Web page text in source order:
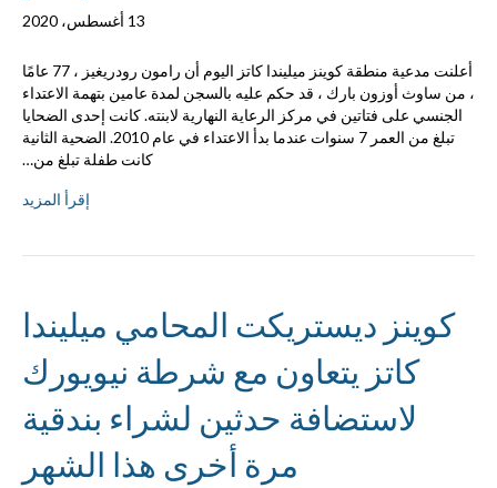
13 أغسطس، 2020
أعلنت مدعية منطقة كوينز ميليندا كاتز اليوم أن رامون رودريغيز ، 77 عامًا
، من ساوث أوزون بارك ، قد حكم عليه بالسجن لمدة عامين بتهمة الاعتداء
الجنسي على فتاتين في مركز الرعاية النهارية لابنته. كانت إحدى الضحايا
تبلغ من العمر 7 سنوات عندما بدأ الاعتداء في عام 2010. الضحية الثانية
كانت طفلة تبلغ من…
إقرأ المزيد
كوينز ديستريكت المحامي ميليندا
كاتز يتعاون مع شرطة نيويورك
لاستضافة حدثين لشراء بندقية
مرة أخرى هذا الشهر